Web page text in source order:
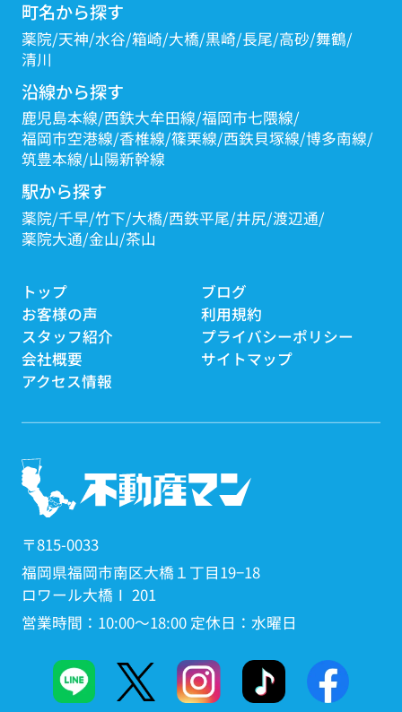
町名から探す
薬院 天神 水谷 箱崎 大橋 黒崎 長尾 高砂 舞鶴
清川
沿線から探す
鹿児島本線 西鉄大牟田線 福岡市七隈線
福岡市空港線 香椎線 篠栗線 西鉄貝塚線 博多南線
筑豊本線 山陽新幹線
駅から探す
薬院 千早 竹下 大橋 西鉄平尾 井尻 渡辺通
薬院大通 金山 茶山
トップ
お客様の声
スタッフ紹介
会社概要
アクセス情報
ブログ
利用規約
プライバシーポリシー
サイトマップ
〒815-0033
福岡県福岡市南区大橋１丁目19−18
ロワール大橋Ⅰ 201
営業時間：10:00～18:00 定休日：水曜日